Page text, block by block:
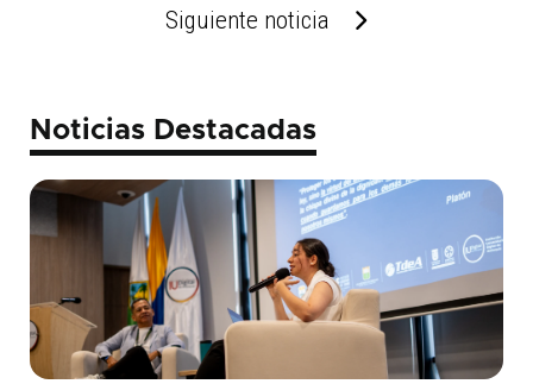
Siguiente noticia
Noticias Destacadas